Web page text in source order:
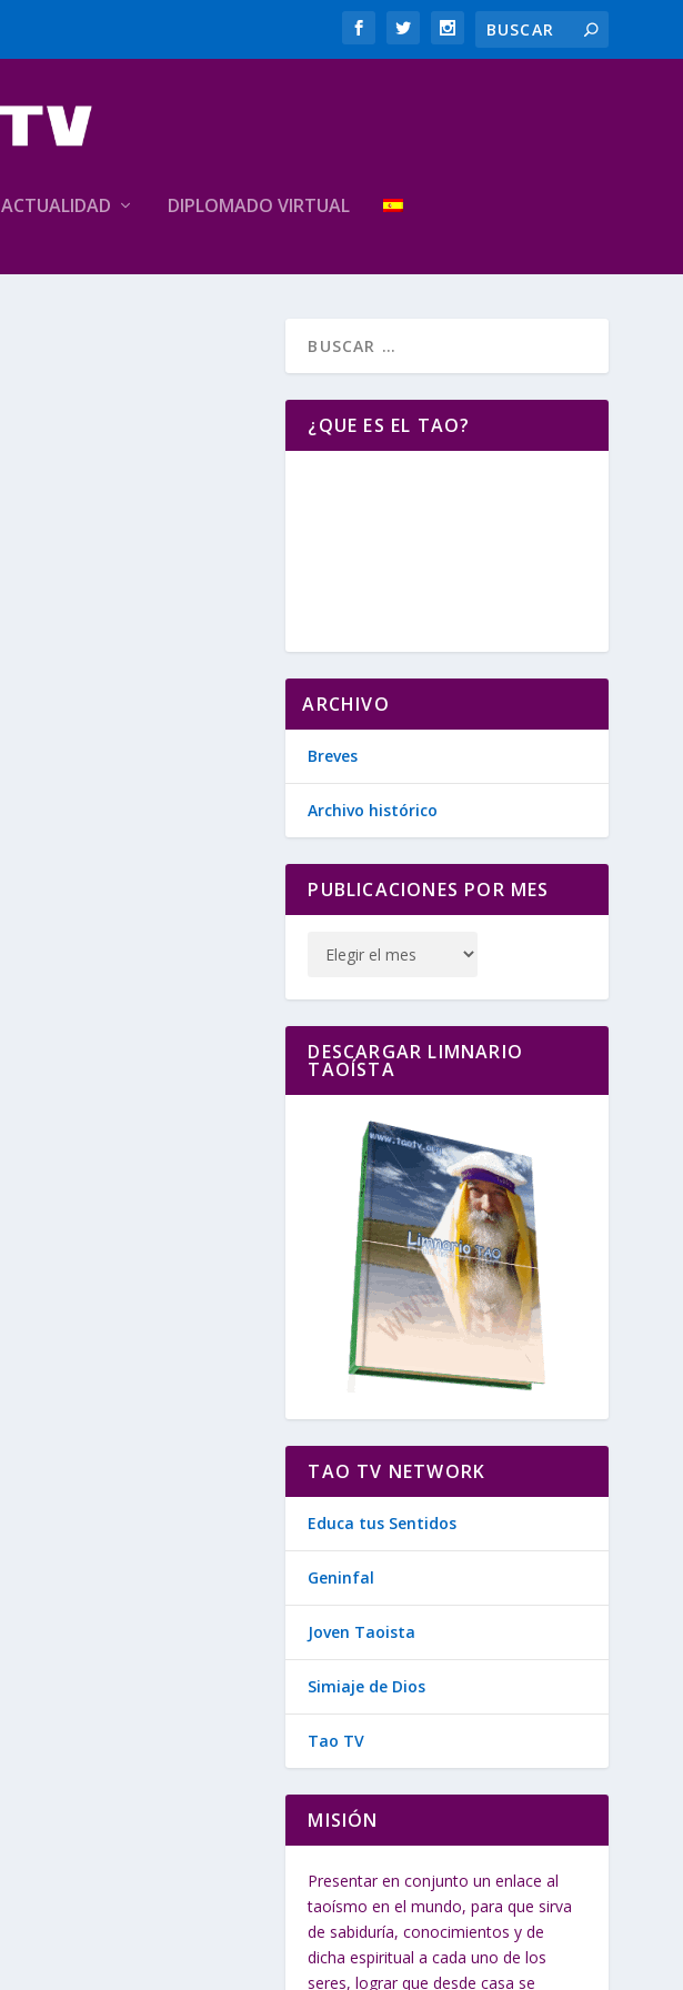
ACTUALIDAD DIPLOMADO VIRTUAL
¿QUE ES EL TAO?
ARCHIVO
Breves
Archivo histórico
PUBLICACIONES POR MES
DESCARGAR LIMNARIO
TAOÍSTA
TAO TV NETWORK
Educa tus Sentidos
Geninfal
Joven Taoista
Simiaje de Dios
Tao TV
MISIÓN
Presentar en conjunto un enlace al
taoísmo en el mundo, para que sirva
de sabiduría, conocimientos y de
dicha espiritual a cada uno de los
seres, lograr que desde casa se